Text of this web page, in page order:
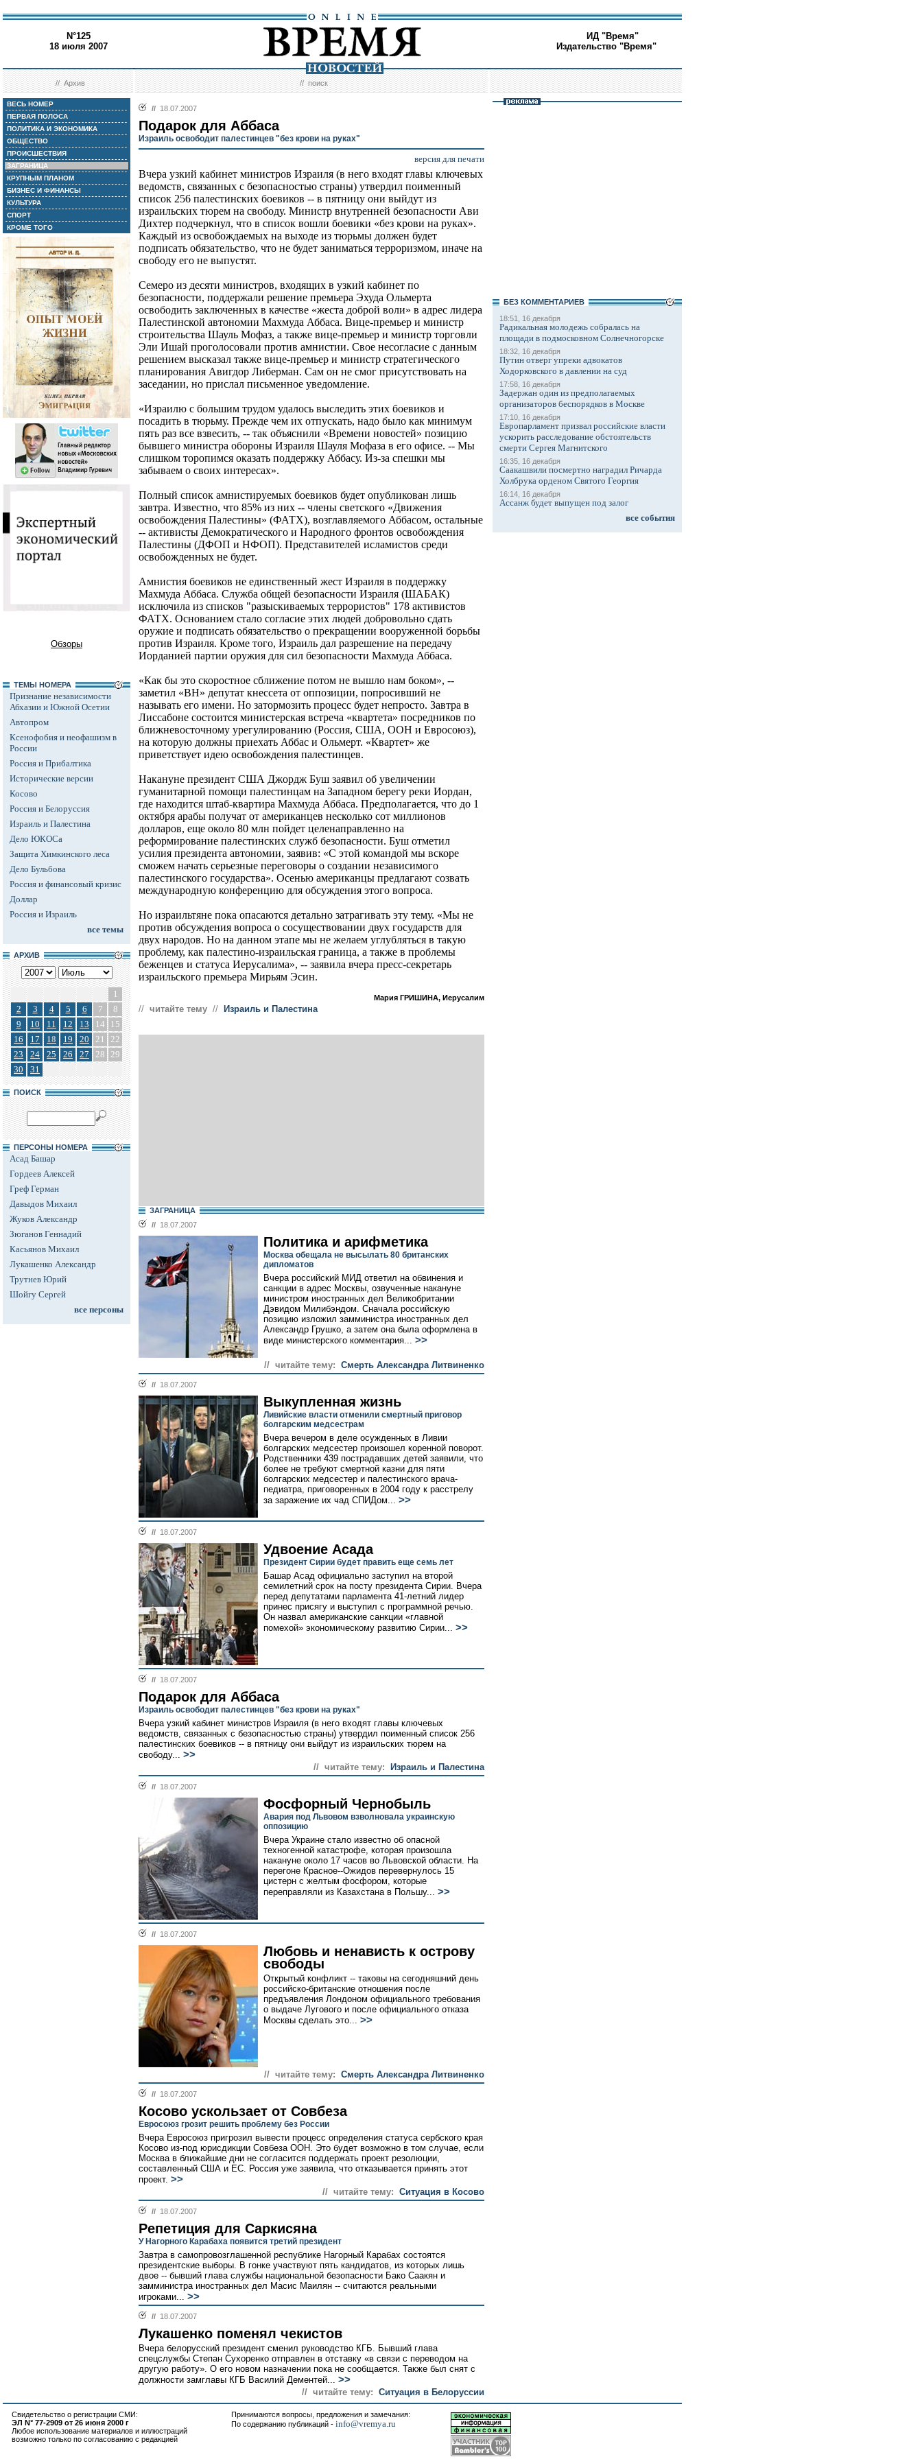
N°125
18 июля 2007
ИД "Время"
Издательство "Время"
//Архив //поиск
ВЕСЬ НОМЕР
ПЕРВАЯ ПОЛОСА
ПОЛИТИКА И ЭКОНОМИКА
ОБЩЕСТВО
ПРОИСШЕСТВИЯ
ЗАГРАНИЦА
КРУПНЫМ ПЛАНОМ
БИЗНЕС И ФИНАНСЫ
КУЛЬТУРА
СПОРТ
КРОМЕ ТОГО
Обзоры
ТЕМЫ НОМЕРА
Признание независимости
Абхазии и Южной Осетии
Автопром
Ксенофобия и неофашизм в
России
Россия и Прибалтика
Исторические версии
Косово
Россия и Белоруссия
Израиль и Палестина
Дело ЮКОСа
Защита Химкинского леса
Дело Бульбова
Россия и финансовый кризис
Доллар
Россия и Израиль
все темы
АРХИВ
1
2
3 4 5 6 7
8
9
10 11 12 13 14
15
16
17 18 19 20 21
22
23
24 25 26 27 28 29
30
31
ПОИСК
ПЕРСОНЫ НОМЕРА
Асад Башар
Гордеев Алексей
Греф Герман
Давыдов Михаил
Жуков Александр
Зюганов Геннадий
Касьянов Михаил
Лукашенко Александр
Трутнев Юрий
Шойгу Сергей
все персоны
// 18.07.2007
Подарок для Аббаса
Израиль освободит палестинцев "без крови на руках"
версия для печати
Вчера узкий кабинет министров Израиля (в него входят главы ключевых
ведомств, связанных с безопасностью страны) утвердил поименный
список 256 палестинских боевиков -- в пятницу они выйдут из
израильских тюрем на свободу. Министр внутренней безопасности Ави
Дихтер подчеркнул, что в список вошли боевики «без крови на руках».
Каждый из освобождаемых на выходе из тюрьмы должен будет
подписать обязательство, что не будет заниматься терроризмом, иначе на
свободу его не выпустят.
Семеро из десяти министров, входящих в узкий кабинет по
безопасности, поддержали решение премьера Эхуда Ольмерта
освободить заключенных в качестве «жеста доброй воли» в адрес лидера
Палестинской автономии Махмуда Аббаса. Вице-премьер и министр
строительства Шауль Мофаз, а также вице-премьер и министр торговли
Эли Ишай проголосовали против амнистии. Свое несогласие с данным
решением высказал также вице-премьер и министр стратегического
планирования Авигдор Либерман. Сам он не смог присутствовать на
заседании, но прислал письменное уведомление.
«Израилю с большим трудом удалось выследить этих боевиков и
посадить в тюрьму. Прежде чем их отпускать, надо было как минимум
пять раз все взвесить, -- так объяснили «Времени новостей» позицию
бывшего министра обороны Израиля Шауля Мофаза в его офисе. -- Мы
слишком торопимся оказать поддержку Аббасу. Из-за спешки мы
забываем о своих интересах».
Полный список амнистируемых боевиков будет опубликован лишь
завтра. Известно, что 85% из них -- члены светского «Движения
освобождения Палестины» (ФАТХ), возглавляемого Аббасом, остальные
-- активисты Демократического и Народного фронтов освобождения
Палестины (ДФОП и НФОП). Представителей исламистов среди
освобожденных не будет.
Амнистия боевиков не единственный жест Израиля в поддержку
Махмуда Аббаса. Служба общей безопасности Израиля (ШАБАК)
исключила из списков "разыскиваемых террористов" 178 активистов
ФАТХ. Основанием стало согласие этих людей добровольно сдать
оружие и подписать обязательство о прекращении вооруженной борьбы
против Израиля. Кроме того, Израиль дал разрешение на передачу
Иорданией партии оружия для сил безопасности Махмуда Аббаса.
«Как бы это скоростное сближение потом не вышло нам боком», --
заметил «ВН» депутат кнессета от оппозиции, попросивший не
называть его имени. Но затормозить процесс будет непросто. Завтра в
Лиссабоне состоится министерская встреча «квартета» посредников по
ближневосточному урегулированию (Россия, США, ООН и Евросоюз),
на которую должны приехать Аббас и Ольмерт. «Квартет» же
приветствует идею освобождения палестинцев.
Накануне президент США Джордж Буш заявил об увеличении
гуманитарной помощи палестинцам на Западном берегу реки Иордан,
где находится штаб-квартира Махмуда Аббаса. Предполагается, что до 1
октября арабы получат от американцев несколько сот миллионов
долларов, еще около 80 млн пойдет целенаправленно на
реформирование палестинских служб безопасности. Буш отметил
усилия президента автономии, заявив: «С этой командой мы вскоре
сможем начать серьезные переговоры о создании независимого
палестинского государства». Осенью американцы предлагают созвать
международную конференцию для обсуждения этого вопроса.
Но израильтяне пока опасаются детально затрагивать эту тему. «Мы не
против обсуждения вопроса о сосуществовании двух государств для
двух народов. Но на данном этапе мы не желаем углубляться в такую
проблему, как палестино-израильская граница, а также в проблемы
беженцев и статуса Иерусалима», -- заявила вчера пресс-секретарь
израильского премьера Мирьям Эсин.
Мария ГРИШИНА, Иерусалим
// читайте тему // Израиль и Палестина
ЗАГРАНИЦА
// 18.07.2007
Политика и арифметика
Москва обещала не высылать 80 британских
дипломатов
Вчера российский МИД ответил на обвинения и
санкции в адрес Москвы, озвученные накануне
министром иностранных дел Великобритании
Дэвидом Милибэндом. Сначала российскую
позицию изложил замминистра иностранных дел
Александр Грушко, а затем она была оформлена в
виде министерского комментария... >>
// читайте тему: Cмерть Александра Литвиненко
// 18.07.2007
Выкупленная жизнь
Ливийские власти отменили смертный приговор
болгарским медсестрам
Вчера вечером в деле осужденных в Ливии
болгарских медсестер произошел коренной поворот.
Родственники 439 пострадавших детей заявили, что
более не требуют смертной казни для пяти
болгарских медсестер и палестинского врача-
педиатра, приговоренных в 2004 году к расстрелу
за заражение их чад СПИДом... >>
// 18.07.2007
Удвоение Асада
Президент Сирии будет править еще семь лет
Башар Асад официально заступил на второй
семилетний срок на посту президента Сирии. Вчера
перед депутатами парламента 41-летний лидер
принес присягу и выступил с программной речью.
Он назвал американские санкции «главной
помехой» экономическому развитию Сирии... >>
// 18.07.2007
Подарок для Аббаса
Израиль освободит палестинцев "без крови на руках"
Вчера узкий кабинет министров Израиля (в него входят главы ключевых
ведомств, связанных с безопасностью страны) утвердил поименный список 256
палестинских боевиков -- в пятницу они выйдут из израильских тюрем на
свободу... >>
// читайте тему: Израиль и Палестина
// 18.07.2007
Фосфорный Чернобыль
Авария под Львовом взволновала украинскую
оппозицию
Вчера Украине стало известно об опасной
техногенной катастрофе, которая произошла
накануне около 17 часов во Львовской области. На
перегоне Красное--Ожидов перевернулось 15
цистерн с желтым фосфором, которые
переправляли из Казахстана в Польшу... >>
// 18.07.2007
Любовь и ненависть к острову
свободы
Открытый конфликт -- таковы на сегодняшний день
российско-британские отношения после
предъявления Лондоном официального требования
о выдаче Лугового и после официального отказа
Москвы сделать это... >>
// читайте тему: Cмерть Александра Литвиненко
// 18.07.2007
Косово ускользает от Совбеза
Евросоюз грозит решить проблему без России
Вчера Евросоюз пригрозил вывести процесс определения статуса сербского края
Косово из-под юрисдикции Совбеза ООН. Это будет возможно в том случае, если
Москва в ближайшие дни не согласится поддержать проект резолюции,
составленный США и ЕС. Россия уже заявила, что отказывается принять этот
проект. >>
// читайте тему: Ситуация в Косово
// 18.07.2007
Репетиция для Саркисяна
У Нагорного Карабаха появится третий президент
Завтра в самопровозглашенной республике Нагорный Карабах состоятся
президентские выборы. В гонке участвуют пять кандидатов, из которых лишь
двое -- бывший глава службы национальной безопасности Бако Саакян и
замминистра иностранных дел Масис Маилян -- считаются реальными
игроками... >>
// 18.07.2007
Лукашенко поменял чекистов
Вчера белорусский президент сменил руководство КГБ. Бывший глава
спецслужбы Степан Сухоренко отправлен в отставку «в связи с переводом на
другую работу». О его новом назначении пока не сообщается. Также был снят с
должности замглавы КГБ Василий Дементей... >>
// читайте тему: Ситуация в Белоруссии
БЕЗ КОМMЕНТАРИЕВ
18:51, 16 декабря
Радикальная молодежь собралась на
площади в подмосковном Солнечногорске
18:32, 16 декабря
Путин отверг упреки адвокатов
Ходорковского в давлении на суд
17:58, 16 декабря
Задержан один из предполагаемых
организаторов беспорядков в Москве
17:10, 16 декабря
Европарламент призвал российские власти
ускорить расследование обстоятельств
смерти Сергея Магнитского
16:35, 16 декабря
Саакашвили посмертно наградил Ричарда
Холбрука орденом Святого Георгия
16:14, 16 декабря
Ассанж будет выпущен под залог
все события
Свидетельство о регистрации СМИ:
ЭЛ N° 77-2909 от 26 июня 2000 г
Любое использование материалов и иллюстраций
возможно только по согласованию с редакцией
Принимаются вопросы, предложения и замечания:
По содержанию публикаций - info@vremya.ru